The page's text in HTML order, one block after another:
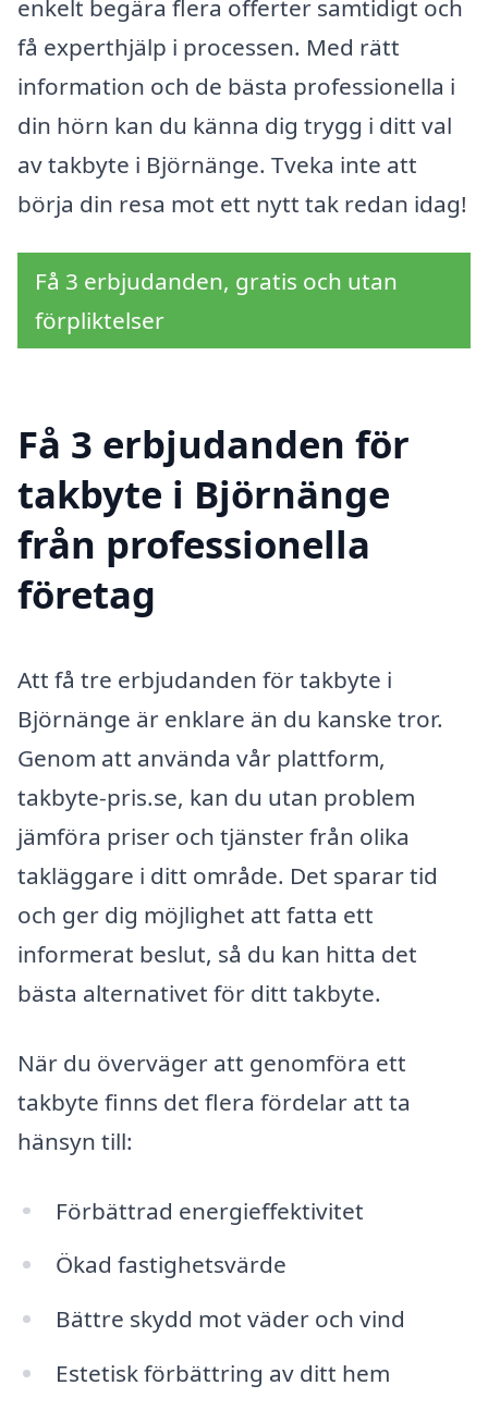
enkelt begära flera offerter samtidigt och
få experthjälp i processen. Med rätt
information och de bästa professionella i
din hörn kan du känna dig trygg i ditt val
av takbyte i Björnänge. Tveka inte att
börja din resa mot ett nytt tak redan idag!
Få 3 erbjudanden, gratis och utan
förpliktelser
Få 3 erbjudanden för
takbyte i Björnänge
från professionella
företag
Att få tre erbjudanden för takbyte i
Björnänge är enklare än du kanske tror.
Genom att använda vår plattform,
takbyte-pris.se, kan du utan problem
jämföra priser och tjänster från olika
takläggare i ditt område. Det sparar tid
och ger dig möjlighet att fatta ett
informerat beslut, så du kan hitta det
bästa alternativet för ditt takbyte.
När du överväger att genomföra ett
takbyte finns det flera fördelar att ta
hänsyn till:
Förbättrad energieffektivitet
Ökad fastighetsvärde
Bättre skydd mot väder och vind
Estetisk förbättring av ditt hem